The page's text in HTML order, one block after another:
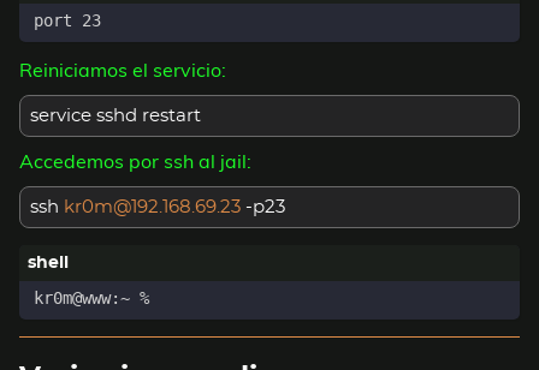
Reiniciamos el servicio:
service sshd restart
Accedemos por ssh al jail:
ssh kr0m@192.168.69.23 -p23